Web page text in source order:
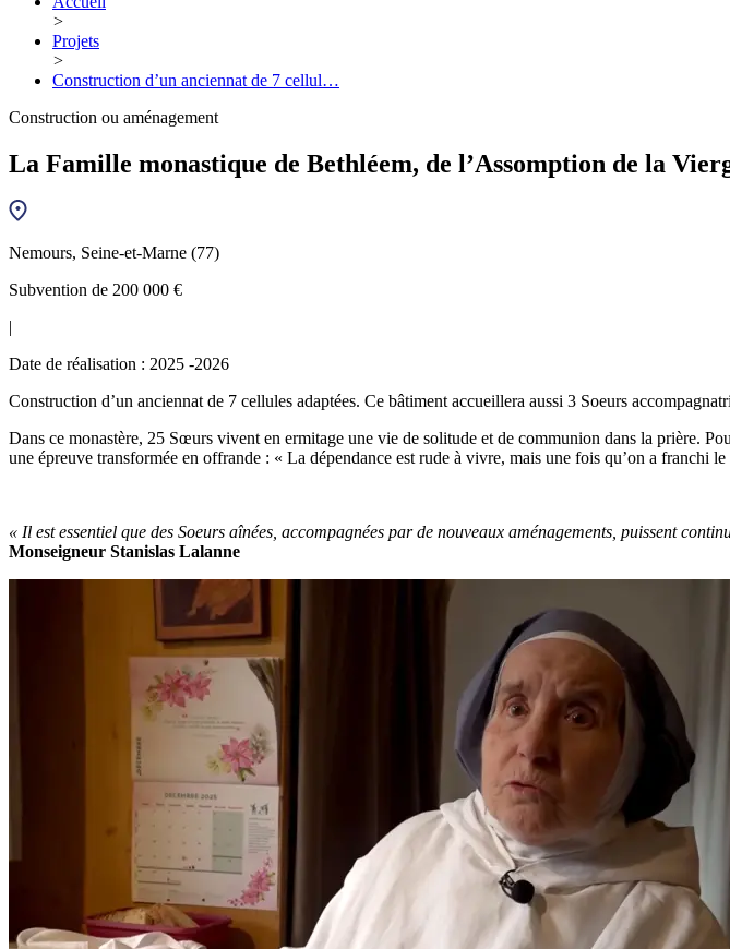
>
Projets
>
Construction d’un anciennat de 7 cellul…
Construction ou aménagement
La Famille monastique de Bethléem, de l’Assomption de la
Nemours, Seine-et-Marne (77)
Subvention de 200 000 €
|
Date de réalisation : 2025 -2026
Construction d’un anciennat de 7 cellules adaptées. Ce bâtiment accueillera aussi 3 Soeurs
Dans ce monastère, 25 Sœurs vivent en ermitage une vie de solitude et de communion dans la prière.
une épreuve transformée en offrande : « La dépendance est rude à vivre, mais une fois qu’on a franchi
« Il est essentiel que des Soeurs aînées, accompagnées par de nouveaux aménagements, puissent
Monseigneur Stanislas Lalanne